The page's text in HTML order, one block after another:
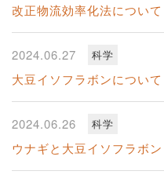
改正物流効率化法について
2024.06.27 科学
大豆イソフラボンについて
2024.06.26 科学
ウナギと大豆イソフラボン